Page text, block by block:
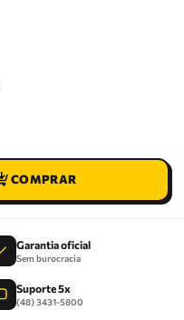
Garantia oficial
Sem burocracia
Suporte 5x
(48) 3431-5800